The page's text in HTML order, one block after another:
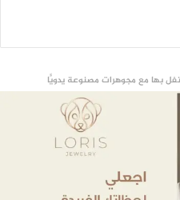
بها مع مجوهرات مصنوعة يدويًّا